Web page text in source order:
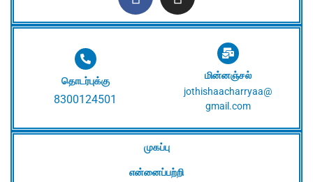
முகப்பு
என்னைப்பற்றி
தொடர்புக்கு
8300124501
மின்னஞ்சல்
jothishaacharryaa@
gmail.com